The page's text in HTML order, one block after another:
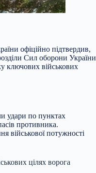
офіційно підтвердив,
Сил оборони України
ключових військових
удари по пунктах
противника.
військової потужності
цілях ворога